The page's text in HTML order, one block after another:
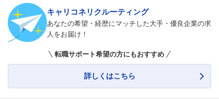
キャリコネリクルーティング
あなたの希望・経歴にマッチした大手・優良企業の求
人をお届け！
転職サポート希望の方にもおすすめ
詳しくはこちら